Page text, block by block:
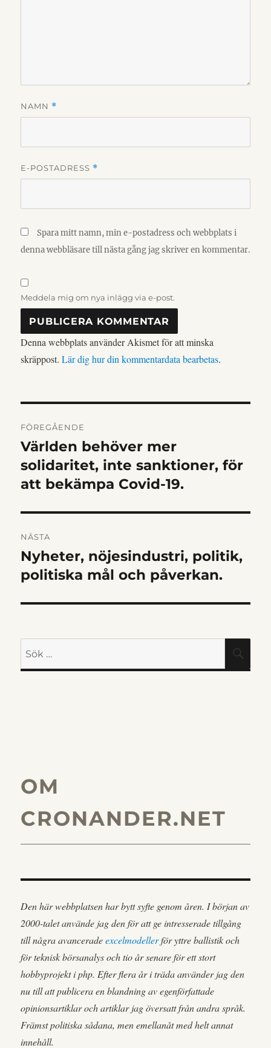
NAMN *
E-POSTADRESS *
Spara mitt namn, min e-postadress och webbplats i
denna webbläsare till nästa gång jag skriver en kommentar.
Meddela mig om nya inlägg via e-post.
Denna webbplats använder Akismet för att minska
skräppost.Lär dig hur din kommentardata bearbetas.
FÖREGÅENDE
Föregående
inlägg:
Världen behöver mer
solidaritet, inte sanktioner, för
att bekämpa Covid-19.
NÄSTA
Nästa
inlägg:
Nyheter, nöjesindustri, politik,
politiska mål och påverkan.
OM
CRONANDER.NET
Den här webbplatsen har bytt syfte genom åren. I början av
2000-talet använde jag den för att ge intresserade tillgång
till några avanceradeexcelmodellerför yttre ballistik och
för teknisk börsanalys och tio år senare för ett stort
hobbyprojekt i php. Efter flera år i träda använder jag den
nu till att publicera en blandning av egenförfattade
opinionsartiklar och artiklar jag översatt från andra språk.
Främst politiska sådana, men emellanåt med helt annat
innehåll.